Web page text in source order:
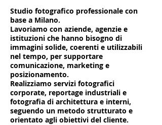
Studio fotografico professionale con
base a Milano.
Lavoriamo con aziende, agenzie e
istituzioni che hanno bisogno di
immagini solide, coerenti e utilizzabili
nel tempo, per supportare
comunicazione, marketing e
posizionamento.
Realizziamo servizi fotografici
corporate, reportage industriali e
fotografia di architettura e interni,
seguendo un metodo strutturato e
orientato agli obiettivi del cliente.